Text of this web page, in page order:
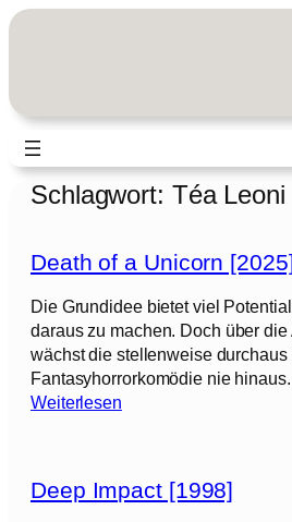
Zum
Schlagwort: Téa Leoni
Death of a Unicorn
Die Grundidee bietet viel
daraus zu machen. Doch über
wächst die stellenweise durchaus
Fantasyhorrorkomödie nie hinaus.
Weiterlesen:
t
Deep Impact [1998]